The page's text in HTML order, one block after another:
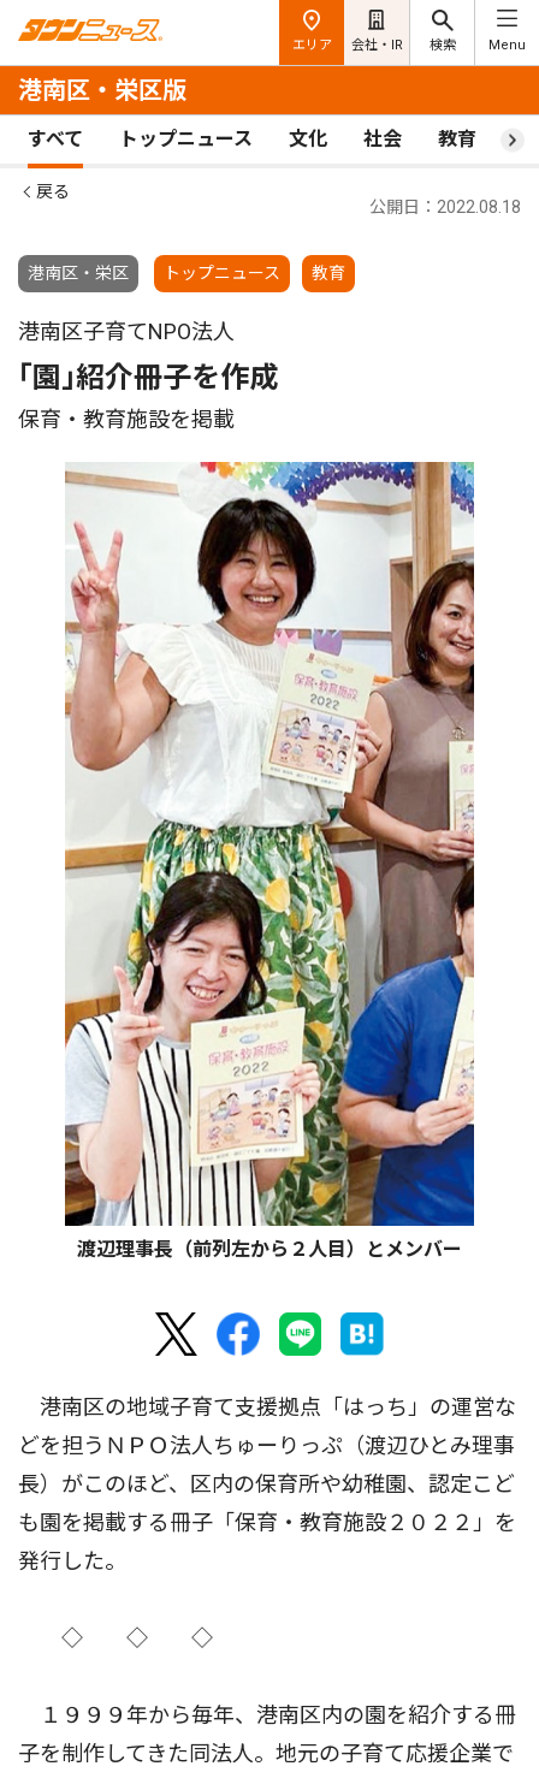
エリア 会社・IR 検索 Menu
港南区・栄区版
すべて トップニュース 文化 社会 教育 ス
戻る
港南区・栄区 トップニュース 教育
公開日：2022.08.18
港南区子育てNPO法人
｢園｣紹介冊子を作成
保育・教育施設を掲載
渡辺理事長（前列左から２人目）とメンバー
港南区の地域子育て支援拠点「はっち」の運営な
どを担うＮＰＯ法人ちゅーりっぷ（渡辺ひとみ理事
長）がこのほど、区内の保育所や幼稚園、認定こど
も園を掲載する冊子「保育・教育施設２０２２」を
発行した。
◇ ◇ ◇
１９９９年から毎年、港南区内の園を紹介する冊
子を制作してきた同法人。地元の子育て応援企業で